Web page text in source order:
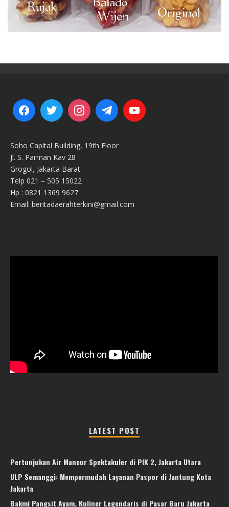
Soho Capital Building, 19th Floor
Jl. S. Parman Kav 28
Grogol, Jakarta Barat
Telp 021 – 505 15022
Hp : 0821 1369 9627
Email: beritadaerahterkini@gmail.com
LATEST POST
Pertunjukan Air Mancur Spektakuler di PIK 2, Jakarta Utara
ULP Semanggi: Mempermudah Layanan Paspor di Jantung Kota
Jakarta
Bakmi Pangsit Ayam, Kuliner Legendaris di Pasar Baru Jakarta